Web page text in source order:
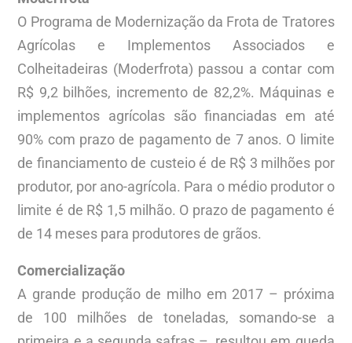
O Programa de Modernização da Frota de Tratores
Agrícolas e Implementos Associados e
Colheitadeiras (Moderfrota) passou a contar com
R$ 9,2 bilhões, incremento de 82,2%. Máquinas e
implementos agrícolas são financiadas em até
90% com prazo de pagamento de 7 anos. O limite
de financiamento de custeio é de R$ 3 milhões por
produtor, por ano-agrícola. Para o médio produtor o
limite é de R$ 1,5 milhão. O prazo de pagamento é
de 14 meses para produtores de grãos.
Comercialização
A grande produção de milho em 2017 – próxima
de 100 milhões de toneladas, somando-se a